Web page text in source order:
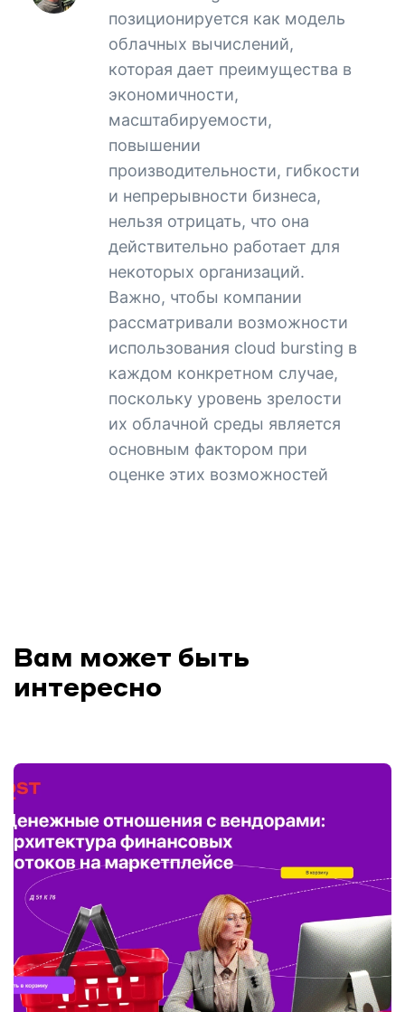
позиционируется как модель
облачных вычислений,
которая дает преимущества в
экономичности,
масштабируемости,
повышении
производительности, гибкости
и непрерывности бизнеса,
нельзя отрицать, что она
действительно работает для
некоторых организаций.
Важно, чтобы компании
рассматривали возможности
использования cloud bursting в
каждом конкретном случае,
поскольку уровень зрелости
их облачной среды является
основным фактором при
оценке этих возможностей
Вам может быть
интересно